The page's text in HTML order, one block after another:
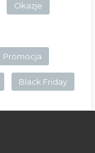
Okazje
Promocja
Black Friday